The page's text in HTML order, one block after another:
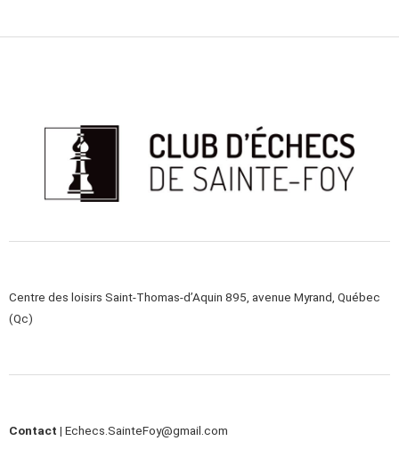
Centre des loisirs Saint-Thomas-d’Aquin 895, avenue Myrand, Québec
(Qc)
Contact | Echecs.SainteFoy@gmail.com